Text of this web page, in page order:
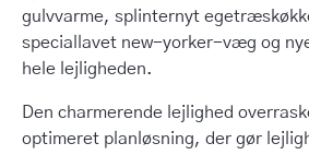
gulvvarme, splinternyt
speciallavet new-yorker-væg og
hele lejligheden.
Den charmerende lejlighed
optimeret planløsning, der gør